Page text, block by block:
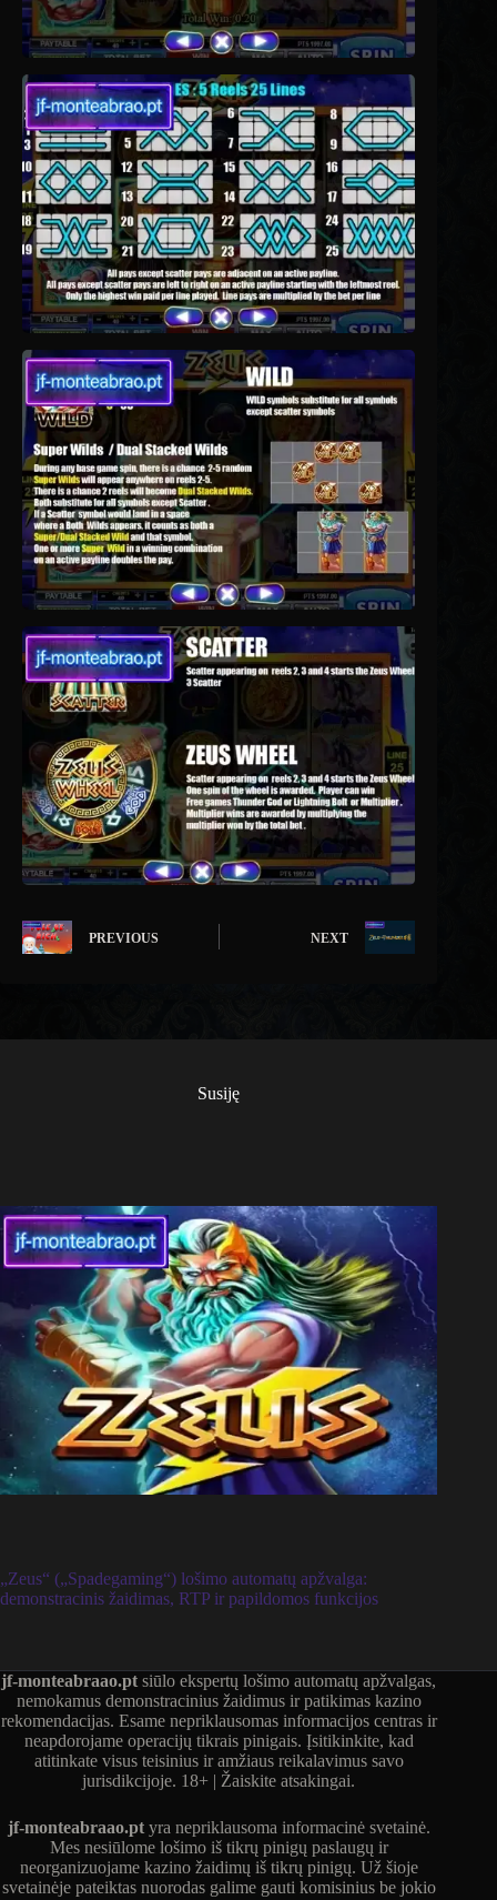
PREVIOUS NEXT
Susiję
„Zeus“ („Spadegaming“) lošimo automatų apžvalga:
demonstracinis žaidimas, RTP ir papildomos funkcijos
jf-monteabraao.pt siūlo ekspertų lošimo automatų apžvalgas,
nemokamus demonstracinius žaidimus ir patikimas kazino
rekomendacijas. Esame nepriklausomas informacijos centras ir
neapdorojame operacijų tikrais pinigais. Įsitikinkite, kad
atitinkate visus teisinius ir amžiaus reikalavimus savo
jurisdikcijoje. 18+ | Žaiskite atsakingai.
jf-monteabraao.ptyra nepriklausoma informacinė svetainė.
Mes nesiūlome lošimo iš tikrų pinigų paslaugų ir
neorganizuojame kazino žaidimų iš tikrų pinigų. Už šioje
svetainėje pateiktas nuorodas galime gauti komisinius be jokio